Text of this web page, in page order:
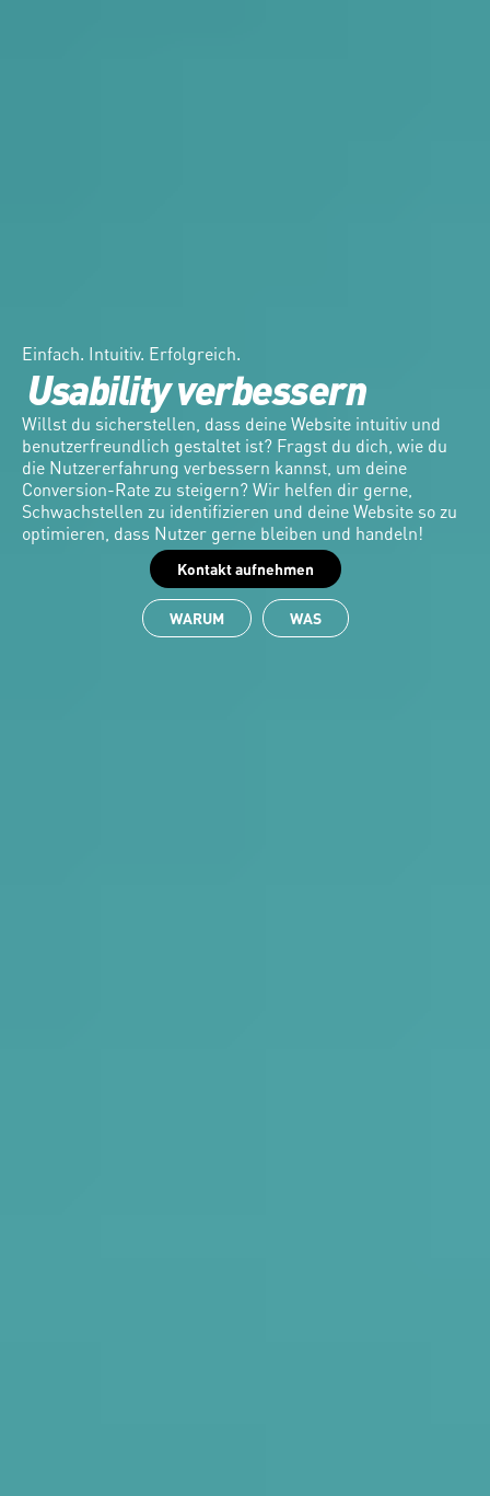
Einfach. Intuitiv. Erfolgreich.
Usability verbessern
Willst du sicherstellen, dass deine Website intuitiv und
benutzerfreundlich gestaltet ist? Fragst du dich, wie du
die Nutzererfahrung verbessern kannst, um deine
Conversion-Rate zu steigern? Wir helfen dir gerne,
Schwachstellen zu identifizieren und deine Website so zu
optimieren, dass Nutzer gerne bleiben und handeln!
Kontakt aufnehmen
WARUM WAS